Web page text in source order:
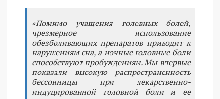
«Помимо учащения головных болей,
чрезмерное использование
обезболивающих препаратов приводит к
нарушениям сна, а ночные головные боли
способствуют пробуждениям. Мы впервые
показали высокую распространенность
бессонницы при лекарственно-
индуцированной головной боли и ее